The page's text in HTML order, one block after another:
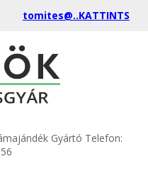
tomites@..KATTINTS
Gyártó Telefon: